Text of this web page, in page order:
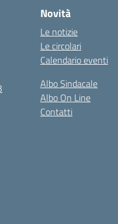
Novità
Le notizie
Le circolari
Calendario eventi
Albo Sindacale
Albo On Line
Contatti